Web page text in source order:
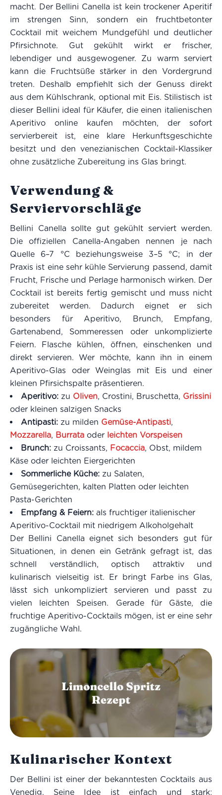
macht. Der Bellini Canella ist kein trockener Aperitif
im strengen Sinn, sondern ein fruchtbetonter
Cocktail mit weichem Mundgefühl und deutlicher
Pfirsichnote. Gut gekühlt wirkt er frischer,
lebendiger und ausgewogener. Zu warm serviert
kann die Fruchtsüße stärker in den Vordergrund
treten. Deshalb empfiehlt sich der Genuss direkt
aus dem Kühlschrank, optional mit Eis. Stilistisch ist
dieser Bellini ideal für Käufer, die einen italienischen
Aperitivo online kaufen möchten, der sofort
servierbereit ist, eine klare Herkunftsgeschichte
besitzt und den venezianischen Cocktail-Klassiker
ohne zusätzliche Zubereitung ins Glas bringt.
Verwendung &
Serviervorschläge
Bellini Canella sollte gut gekühlt serviert werden.
Die offiziellen Canella-Angaben nennen je nach
Quelle 6–7 °C beziehungsweise 3–5 °C; in der
Praxis ist eine sehr kühle Servierung passend, damit
Frucht, Frische und Perlage harmonisch wirken. Der
Cocktail ist bereits fertig gemischt und muss nicht
zubereitet werden. Dadurch eignet er sich
besonders für Aperitivo, Brunch, Empfang,
Gartenabend, Sommeressen oder unkomplizierte
Feiern. Flasche kühlen, öffnen, einschenken und
direkt servieren. Wer möchte, kann ihn in einem
Aperitivo-Glas oder Weinglas mit Eis und einer
kleinen Pfirsichspalte präsentieren.
Aperitivo: zu Oliven, Crostini, Bruschetta, Grissini
oder kleinen salzigen Snacks
Antipasti: zu milden Gemüse-Antipasti,
Mozzarella, Burrata oder leichten Vorspeisen
Brunch: zu Croissants, Focaccia, Obst, mildem
Käse oder leichten Eiergerichten
Sommerliche Küche: zu Salaten,
Gemüsegerichten, kalten Platten oder leichten
Pasta-Gerichten
Empfang & Feiern: als fruchtiger italienischer
Aperitivo-Cocktail mit niedrigem Alkoholgehalt
Der Bellini Canella eignet sich besonders gut für
Situationen, in denen ein Getränk gefragt ist, das
schnell verständlich, optisch attraktiv und
kulinarisch vielseitig ist. Er bringt Farbe ins Glas,
lässt sich unkompliziert servieren und passt zu
vielen leichten Speisen. Gerade für Gäste, die
fruchtige Aperitivo-Cocktails mögen, ist er eine sehr
zugängliche Wahl.
Kulinarischer Kontext
Der Bellini ist einer der bekanntesten Cocktails aus
Venedig. Seine Idee ist einfach und stark: